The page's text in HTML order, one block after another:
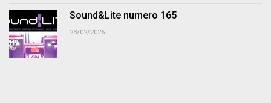
Sound&Lite numero 165
23/02/2026